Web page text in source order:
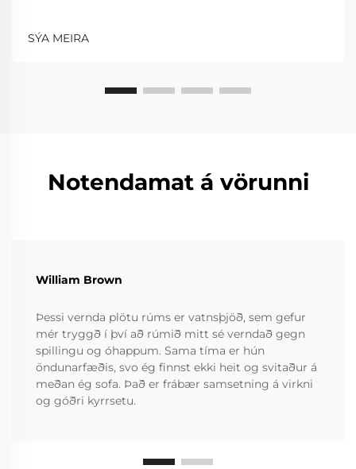
SÝA MEIRA
Notendamat á vörunni
William Brown
Þessi vernda plötu rúms er vatnsþjöð, sem gefur
mér tryggð í því að rúmið mitt sé verndað gegn
spillingu og óhappum. Sama tíma er hún
öndunarfæðis, svo ég finnst ekki heit og svitaður á
meðan ég sofa. Það er frábær samsetning á virkni
og góðri kyrrsetu.